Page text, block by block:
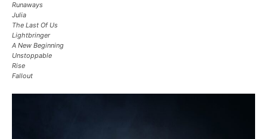
Runaways
Julia
The Last Of Us
Lightbringer
A New Beginning
Unstoppable
Rise
Fallout